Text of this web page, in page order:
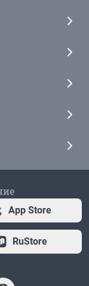
App Store
RuStore